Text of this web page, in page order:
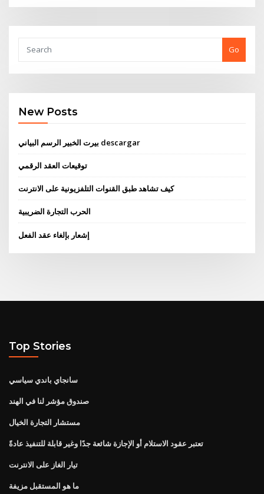
Go
New Posts
بيرت الخبير الرسم البياني descargar
توقيعات العقد الرقمي
كيف تشاهد طبق القنوات التلفزيونية على الانترنت
الحرب التجارة الضريبية
إشعار بإلغاء عقد الفعل
Top Stories
سانجاي باندي سياسي
صندوق مؤشر لنا في الهند
مستشار التجارة الخيال
تعتبر عقود الاستلام أو الإجازة شائعة جدًا وغير قابلة للتنفيذ عادةً
تيار الغاز على الانترنت
ما هو المستقبل مزيفة